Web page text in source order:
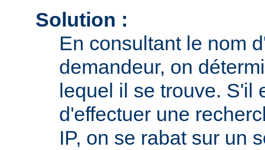
Solution :
En consultant le nom
demandeur, on
lequel il se trouve. S'il
d'effectuer une
IP, on se rabat sur un